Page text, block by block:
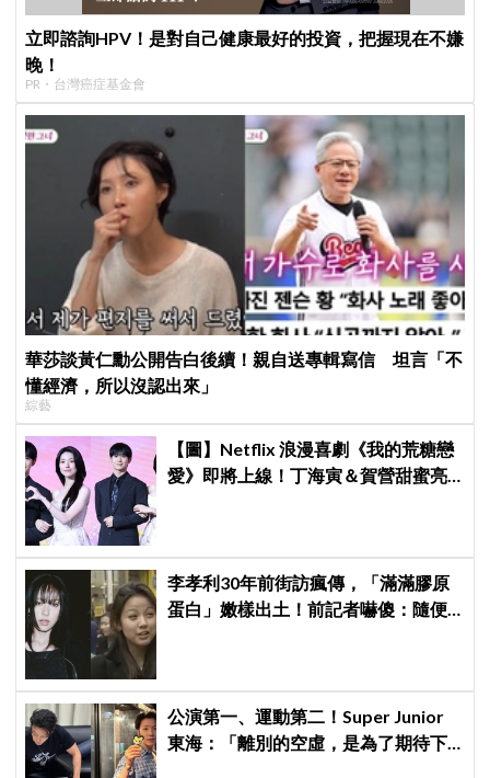
立即諮詢HPV！是對自己健康最好的投資，把握現在不嫌
晚！
PR・台灣癌症基金會
華莎談黃仁勳公開告白後續！親自送專輯寫信 坦言「不
懂經濟，所以沒認出來」
綜藝
【圖】Netflix 浪漫喜劇《我的荒糖戀
愛》即將上線！丁海寅＆賀營甜蜜亮
李孝利30年前街訪瘋傳，「滿滿膠原
蛋白」嫩樣出土！前記者嚇傻：隨便
公演第一、運動第二！Super Junior
東海：「離別的空虛，是為了期待下